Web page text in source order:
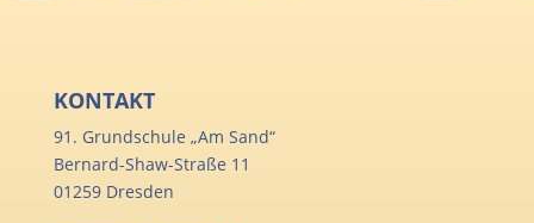
KONTAKT
91. Grundschule „Am Sand“
Bernard-Shaw-Straße 11
01259 Dresden